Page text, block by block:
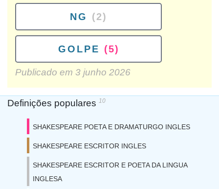
NG (2)
GOLPE (5)
Publicado em 3 junho 2026
Definições populares 10
SHAKESPEARE POETA E DRAMATURGO INGLES
SHAKESPEARE ESCRITOR INGLES
SHAKESPEARE ESCRITOR E POETA DA LINGUA
INGLESA